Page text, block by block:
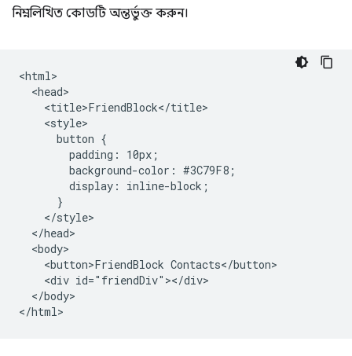
নিম্নলিখিত কোডটি অন্তর্ভুক্ত করুন।
<html>
  <head>
    <title>FriendBlock</title>
    <style>
      button {
        padding: 10px;
        background-color: #3C79F8;
        display: inline-block;
      }
    </style>
  </head>
  <body>
    <button>FriendBlock Contacts</button>
    <div id="friendDiv"></div>
  </body>